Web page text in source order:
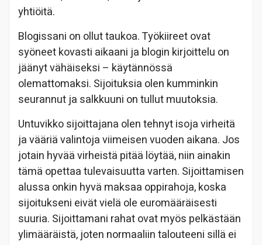
yhtiöitä.
Blogissani on ollut taukoa. Työkiireet ovat
syöneet kovasti aikaani ja blogin kirjoittelu on
jäänyt vähäiseksi – käytännössä
olemattomaksi. Sijoituksia olen kumminkin
seurannut ja salkkuuni on tullut muutoksia.
Untuvikko sijoittajana olen tehnyt isoja virheitä
ja vääriä valintoja viimeisen vuoden aikana. Jos
jotain hyvää virheistä pitää löytää, niin ainakin
tämä opettaa tulevaisuutta varten. Sijoittamisen
alussa onkin hyvä maksaa oppirahoja, koska
sijoitukseni eivät vielä ole euromääräisesti
suuria. Sijoittamani rahat ovat myös pelkästään
ylimääräistä, joten normaaliin talouteeni sillä ei